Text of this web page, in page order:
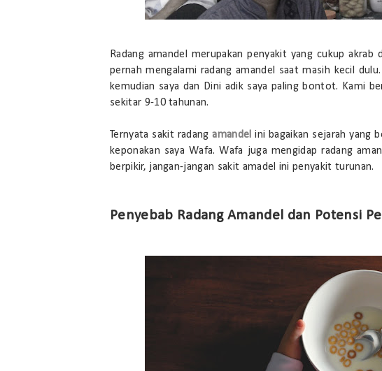
Radang amandel merupakan penyakit yang cukup akrab
pernah mengalami radang amandel saat masih kecil
kemudian saya dan Dini adik saya paling bontot. Kami
sekitar 9-10 tahunan.
Ternyata sakit radangamandel ini bagaikan sejarah yang
keponakan saya Wafa. Wafa juga mengidap radang
berpikir, jangan-jangan sakit amadel ini penyakit turunan.
Penyebab Radang Amandel dan Potensi